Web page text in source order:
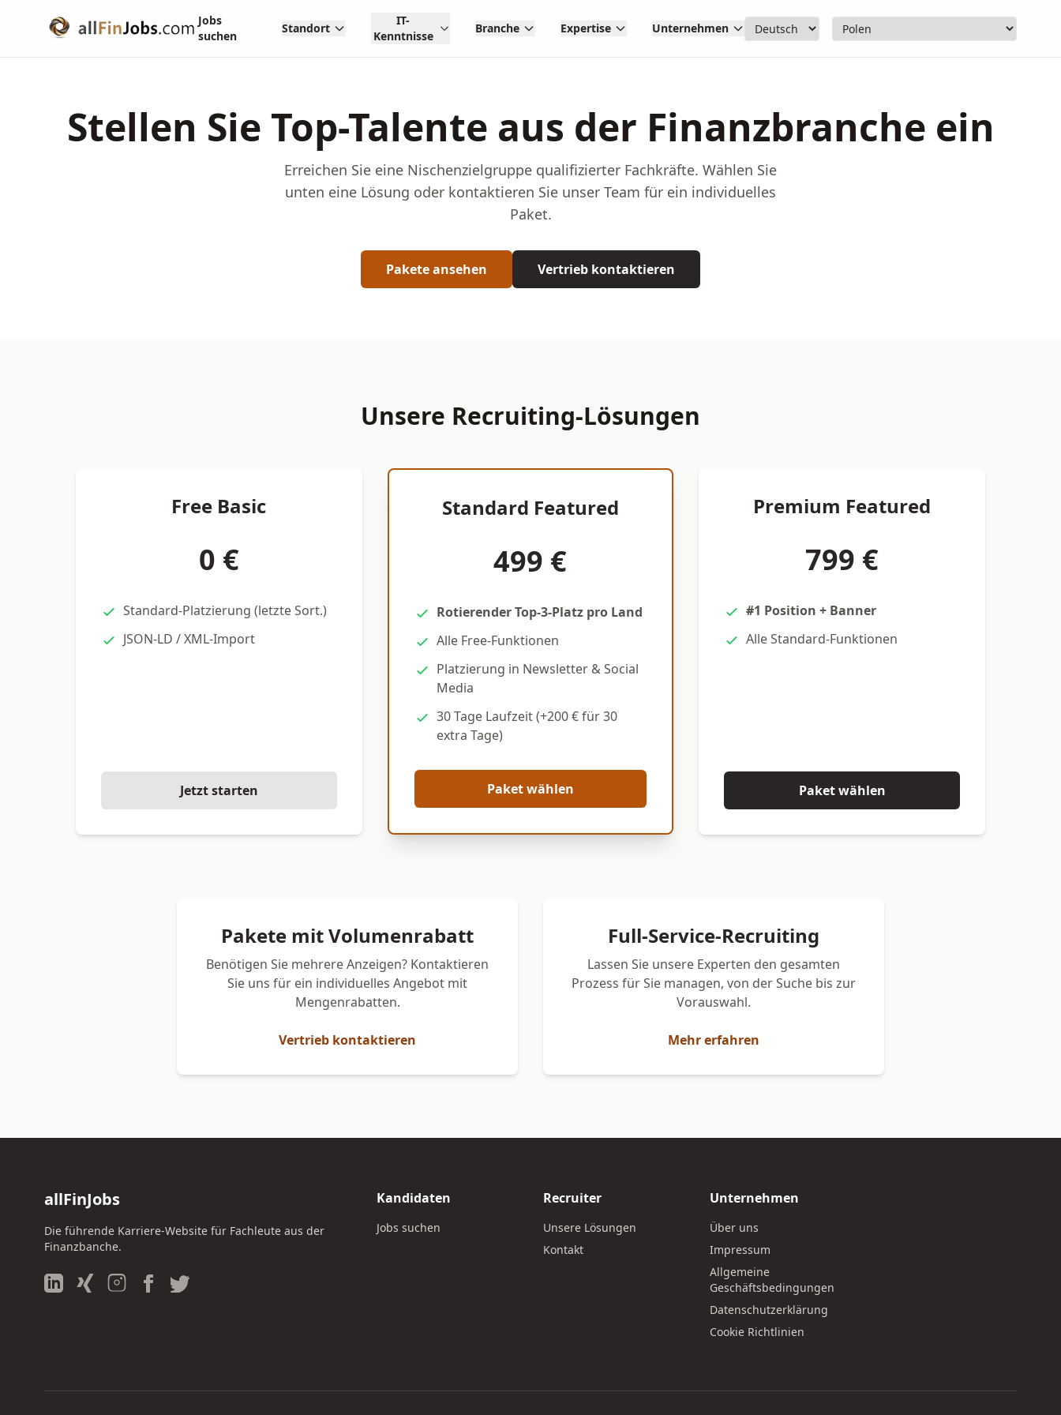
Jobs
suchen
Standort
IT-
Kenntnisse
Branche Expertise Unternehmen
Stellen Sie Top-Talente aus der Finanzbranche ein
Erreichen Sie eine Nischenzielgruppe qualifizierter Fachkräfte. Wählen Sie
unten eine Lösung oder kontaktieren Sie unser Team für ein individuelles
Paket.
Pakete ansehen Vertrieb kontaktieren
Unsere Recruiting-Lösungen
Free Basic
0 €
Standard-Platzierung (letzte Sort.)
JSON-LD / XML-Import
Jetzt starten
Standard Featured
499 €
Rotierender Top-3-Platz pro Land
Alle Free-Funktionen
Platzierung in Newsletter & Social
Media
30 Tage Laufzeit (+200 € für 30
extra Tage)
Paket wählen
Premium Featured
799 €
#1 Position + Banner
Alle Standard-Funktionen
Paket wählen
Pakete mit Volumenrabatt
Benötigen Sie mehrere Anzeigen? Kontaktieren
Sie uns für ein individuelles Angebot mit
Mengenrabatten.
Vertrieb kontaktieren
Full-Service-Recruiting
Lassen Sie unsere Experten den gesamten
Prozess für Sie managen, von der Suche bis zur
Vorauswahl.
Mehr erfahren
allFinJobs
Die führende Karriere-Website für Fachleute aus der
Finanzbanche.
Kandidaten
Jobs suchen
Recruiter
Unsere Lösungen
Kontakt
Unternehmen
Über uns
Impressum
Allgemeine
Geschäftsbedingungen
Datenschutzerklärung
Cookie Richtlinien